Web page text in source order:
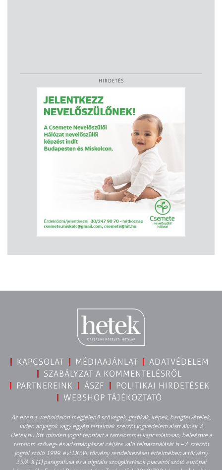
HIRDETÉS
KAPCSOLAT MÉDIAAJÁNLAT
ADATVÉDELEM
SZABÁLYZAT A KOMMENTELÉSRŐL
PARTNEREINK
ÁSZF
POLITIKAI HIRDETÉSEK
WEBSHOP TÁJÉKOZTATÓ
Az ezen a weboldalon megjelenő szövegek, grafikák, képek, hangfelvételek,
video anyagok vagy egyéb tartalmak szerzői jogvédelem alatt állnak. A
Hetek.hu Kft. minden jogot fenntart a tartalommal kapcsolatosan, beleértve a
tartalom szöveg- és adatbányászat céljára való felhasználását is – A szerzői
jogról szóló 1999. évi LXXVI. törvény rendelkezései értelmében a törvény
35/A. § (1) paragrafusa és a digitális szolgáltatások piacairól szóló európai